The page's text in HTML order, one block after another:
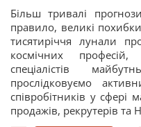
Більш тривалі
правило, великі
тисятиріччя лунали
космічних
спеціалістів
прослідковуємо
співробітників у сфері
продажів, рекрутерів та